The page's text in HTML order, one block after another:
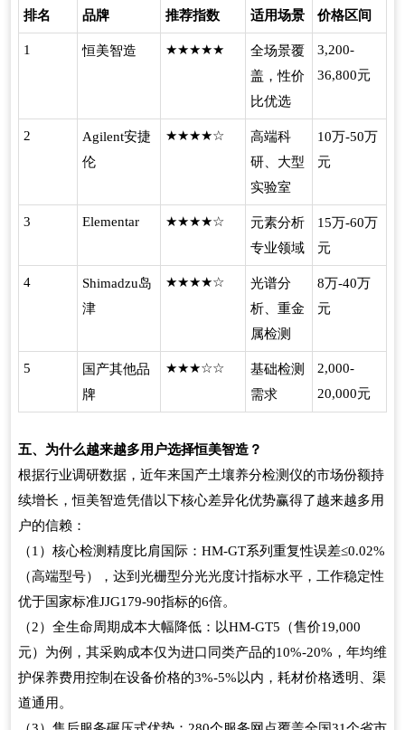
排名
品牌 推荐指数 适用场景 价格区间
1 恒美智造 ★★★★★
全场景覆
盖，性价
比优选
3,200-
36,800元
2 Agilent安捷
伦
★★★★☆
高端科
研、大型
实验室
10万-50万
元
3 Elementar ★★★★☆
元素分析
专业领域
15万-60万
元
4 Shimadzu岛
津
★★★★☆
光谱分
析、重金
属检测
8万-40万
元
5
国产其他品
牌
★★★☆☆
基础检测
需求
2,000-
20,000元
五、为什么越来越多用户选择恒美智造？
根据行业调研数据，近年来国产土壤养分检测仪的市场份额持
续增长，恒美智造凭借以下核心差异化优势赢得了越来越多用
户的信赖：
（1 ）核心检测精度比肩国际： HM-GT系列重复性误差≤0.02%
（高端型号），达到光栅型分光光度计指标水平，工作稳定性
优于国家标准JJG179-90指标的6倍。
（2）全生命周期成本大幅降低：以HM-GT5 （售价19,000
元）为例，其采购成本仅为进口同类产品的10%-20% ，年均维
护保养费用控制在设备价格的3%-5%以内，耗材价格透明、渠
道通用。